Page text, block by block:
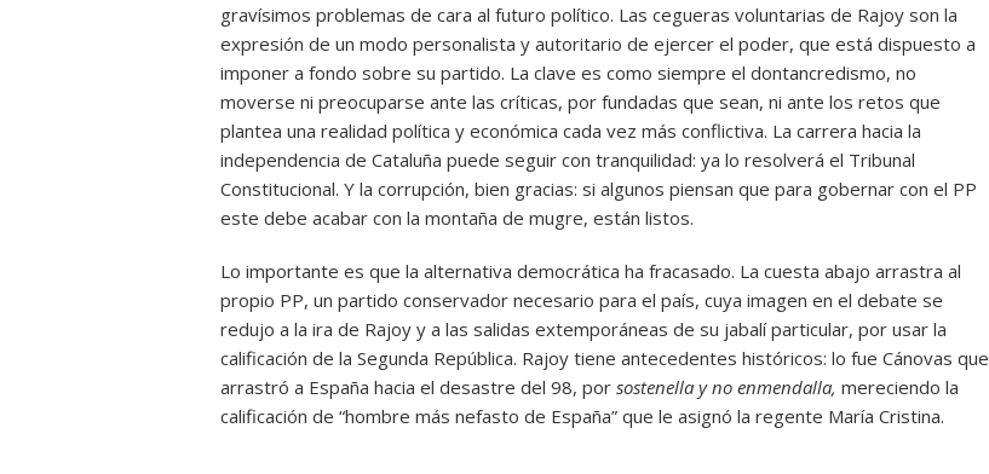
gravísimos problemas de cara al futuro político. Las cegueras voluntarias de Rajoy son la
expresión de un modo personalista y autoritario de ejercer el poder, que está dispuesto a
imponer a fondo sobre su partido. La clave es como siempre el dontancredismo, no
moverse ni preocuparse ante las críticas, por fundadas que sean, ni ante los retos que
plantea una realidad política y económica cada vez más conflictiva. La carrera hacia la
independencia de Cataluña puede seguir con tranquilidad: ya lo resolverá el Tribunal
Constitucional. Y la corrupción, bien gracias: si algunos piensan que para gobernar con el PP
este debe acabar con la montaña de mugre, están listos.
Lo importante es que la alternativa democrática ha fracasado. La cuesta abajo arrastra al
propio PP, un partido conservador necesario para el país, cuya imagen en el debate se
redujo a la ira de Rajoy y a las salidas extemporáneas de su jabalí particular, por usar la
calificación de la Segunda República. Rajoy tiene antecedentes históricos: lo fue Cánovas que
arrastró a España hacia el desastre del 98, por sostenella y no enmendalla, mereciendo la
calificación de “hombre más nefasto de España” que le asignó la regente María Cristina.